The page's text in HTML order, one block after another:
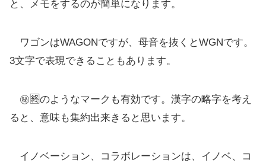
と、メモをするのが簡単になります。
ワゴンはWAGONですが、母音を抜くとWGNです。
3文字で表現できることもあります。
㊙🈡のようなマークも有効です。漢字の略字を考え
ると、意味も集約出来きると思います。
イノベーション、コラボレーションは、イノベ、コ